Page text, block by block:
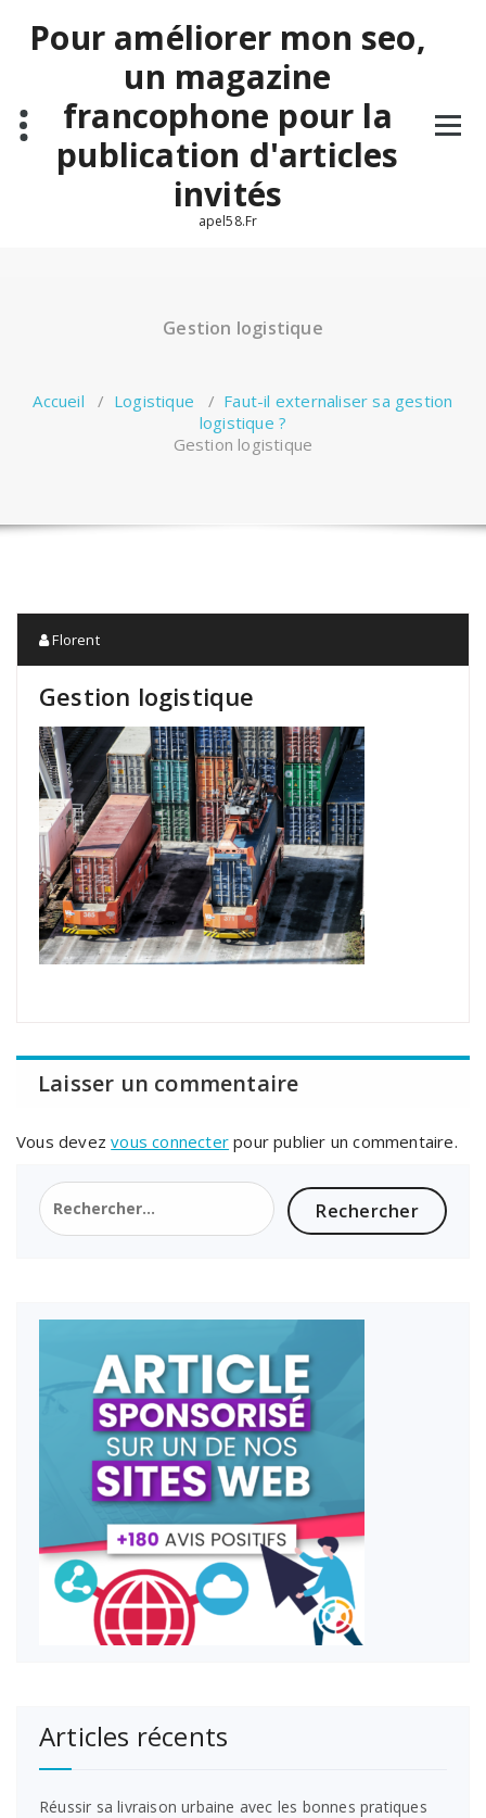
contenuPour améliorer mon seo,
un magazine
francophone pour la
publication d'articles
invités
apel58.Fr
Gestion logistique
Accueil / Logistique / Faut-il externaliser sa gestion
logistique ?
Gestion logistique
Florent
Gestion logistique
Laisser un commentaire
Vous devezvous connecter pour publier un commentaire.
Rechercher :
Articles récents
Réussir sa livraison urbaine avec les bonnes pratiques